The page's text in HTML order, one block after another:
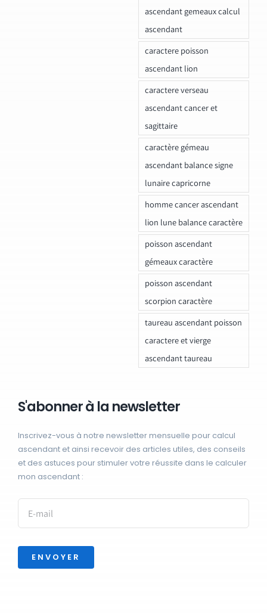
ascendant gemeaux calcul
ascendant
caractere poisson
ascendant lion
caractere verseau
ascendant cancer et
sagittaire
caractère gémeau
ascendant balance signe
lunaire capricorne
homme cancer ascendant
lion lune balance caractère
poisson ascendant
gémeaux caractère
poisson ascendant
scorpion caractère
taureau ascendant poisson
caractere et vierge
ascendant taureau
S'abonner à la newsletter
Inscrivez-vous à notre newsletter mensuelle pour calcul
ascendant et ainsi recevoir des articles utiles, des conseils
et des astuces pour stimuler votre réussite dans le calculer
mon ascendant :
ENVOYER